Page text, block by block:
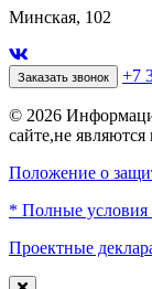
Минская, 102
Заказать звонок +7
© 2026
сайте,не
Положение о
* Полные условия
Проектные